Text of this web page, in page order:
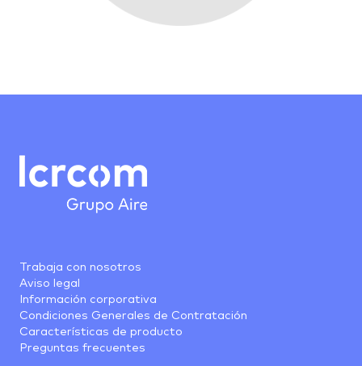
Trabaja con nosotros
Aviso legal
Información corporativa
Condiciones Generales de Contratación
Características de producto
Preguntas frecuentes